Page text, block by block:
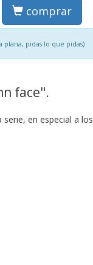
comprar
plana, pidas lo que pidas)
face".
en especial a los